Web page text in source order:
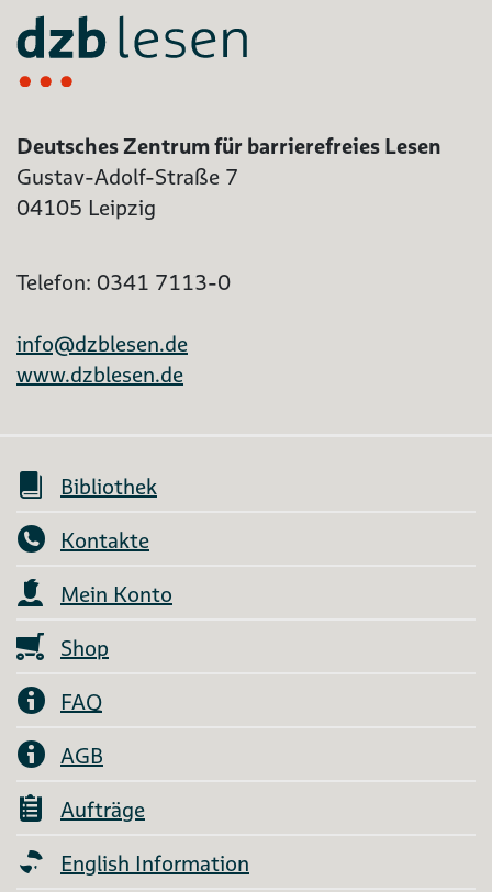
Deutsches Zentrum für barrierefreies Lesen
Gustav-Adolf-Straße 7
04105 Leipzig
Telefon: 0341 7113-0
info@dzblesen.de
www.dzblesen.de
Bibliothek
Kontakte
Mein Konto
Shop
FAQ
AGB
Aufträge
English Information